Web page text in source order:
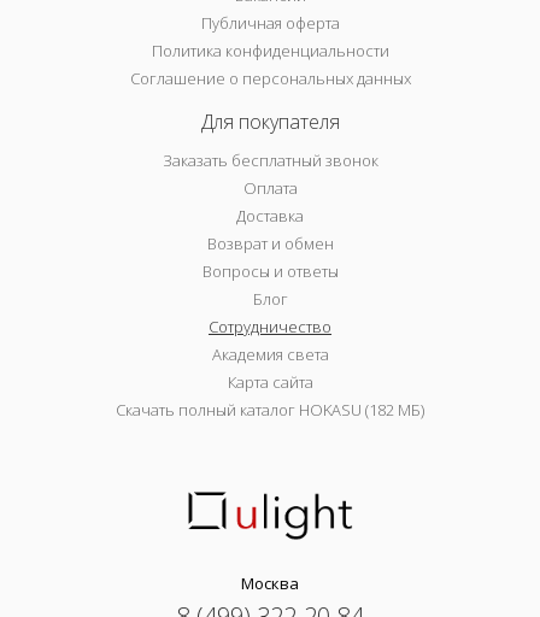
Публичная оферта
Политика конфиденциальности
Соглашение о персональных данных
Для покупателя
Заказать бесплатный звонок
Оплата
Доставка
Возврат и обмен
Вопросы и ответы
Блог
Сотрудничество
Академия света
Карта сайта
Скачать полный каталог HOKASU (182 МБ)
Москва